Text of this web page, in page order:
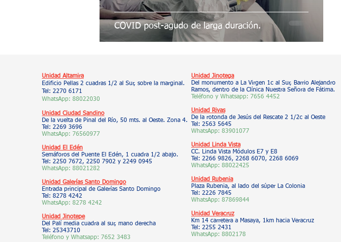
COVID post-agudo de larga duración.
Unidad Altamira
Edificio Pellas 2 cuadras 1/2 al Sur, sobre la marginal.
Tel: 2270 6171
WhatsApp: 88022030
Unidad Ciudad Sandino
De la vuelta de Pinal del Río, 50 mts. al Oeste. Zona 4.
Tel: 2269 3696
WhatsApp: 76560977
Unidad El Edén
Semáforos del Puente El Edén, 1 cuadra 1/2 abajo.
Tel: 2250 7672, 2250 7902 y 2249 0945
WhatsApp: 88021282
Unidad Galerías Santo Domingo
Entrada principal de Galerías Santo Domingo
Tel: 8278 4242
WhatsApp: 8278 4242
Unidad Jinotepe
Del Palí media cuadra al sur, mano derecha
Tel: 25343710
Teléfono y Whatsapp: 7652 3483
Unidad Jinotega
Del monumento a La Virgen 1c al Sur, Barrio Alejandro
Ramos, dentro de la Clínica Nuestra Señora de Fátima.
Teléfono y Whatsapp: 7656 4452
Unidad Rivas
De la rotonda de Jesús del Rescate 2 1/2c al Oeste
Tel: 2563 5645
WhatsApp: 83901077
Unidad Linda Vista
CC. Linda Vista Módulos E7 y E8
Tel: 2266 9826, 2268 6070, 2268 6069
WhatsApp: 88022425
Unidad Rubenia
Plaza Rubenia, al lado del súper La Colonia
Tel: 2226 7845
WhatsApp: 87869844
Unidad Veracruz
Km 14 carretera a Masaya, 1km hacia Veracruz
Tel: 2255 2431
WhatsApp: 8802178